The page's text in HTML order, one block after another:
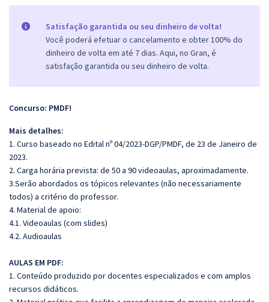
Satisfação garantida ou seu dinheiro de volta!
Você poderá efetuar o cancelamento e obter 100% do
dinheiro de volta em até 7 dias. Aqui, no Gran, é
satisfação garantida ou seu dinheiro de volta.
Concurso: PMDF!
Mais detalhes:
1. Curso baseado no Edital nº 04/2023-DGP/PMDF, de 23 de Janeiro de
2023.
2. Carga horária prevista: de 50 a 90 videoaulas, aproximadamente.
3.Serão abordados os tópicos relevantes (não necessariamente
todos) a critério do professor.
4. Material de apoio:
4.1. Videoaulas (com slides)
4.2. Audioaulas
AULAS EM PDF:
1. Conteúdo produzido por docentes especializados e com amplos
recursos didáticos.